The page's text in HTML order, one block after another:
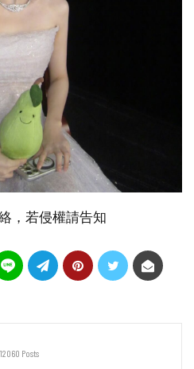
，若侵權請告知
12060 Posts